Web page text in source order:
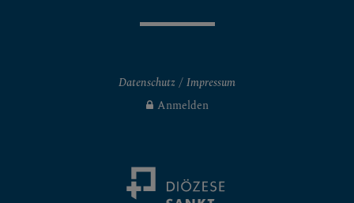
Datenschutz
Impressum
Anmelden